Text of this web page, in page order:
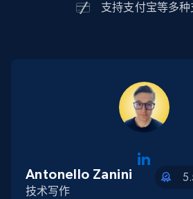
支持支付宝等多
Antonello Zanini
技术写作